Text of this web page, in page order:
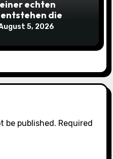
echten
die
5, 2026
be published. Required